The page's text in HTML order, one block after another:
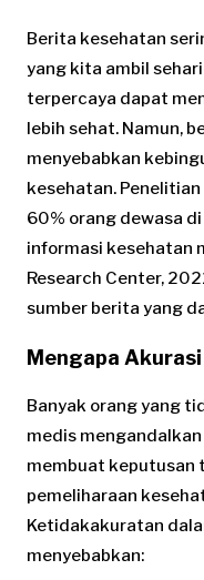
Berita kesehatan
yang kita ambil
terpercaya dapat
lebih sehat. Namun,
menyebabkan
kesehatan.
60% orang dewasa
informasi kesehatan
Research Center,
sumber berita yang
Mengapa
Banyak orang yang
medis
membuat keputusan
pemeliharaan
Ketidakakuratan
menyebabkan: